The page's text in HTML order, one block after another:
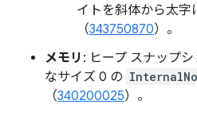
イトを斜体から太字
（343750870）。
メモリ : ヒープ スナップ
なサイズ 0 の
（340200025）。